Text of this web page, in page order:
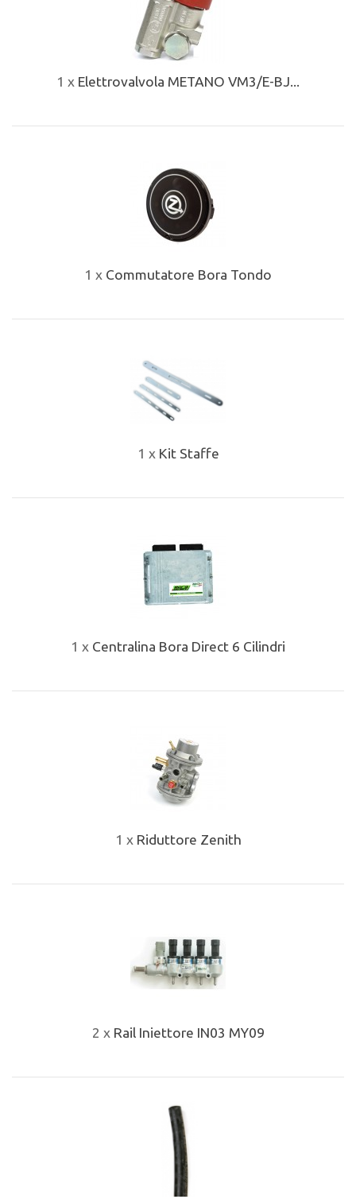
1 x Elettrovalvola METANO VM3/E-BJ...
1 x Commutatore Bora Tondo
1 x Kit Staffe
1 x Centralina Bora Direct 6 Cilindri
1 x Riduttore Zenith
2 x Rail Iniettore IN03 MY09